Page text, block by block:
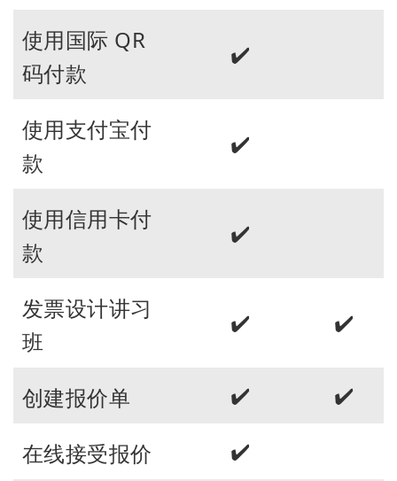
使用国际 QR
码付款
✔️
使用支付宝付
款
✔️
使用信用卡付
款
✔️
发票设计讲习
班
✔️ ✔️
创建报价单 ✔️
✔️
在线接受报价
✔️